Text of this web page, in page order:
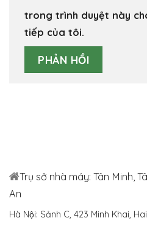
trong trình duyệt này
tiếp của tôi.
Trụ sở nhà máy: Tân Minh,
An
Hà Nội: Sảnh C, 423 Minh Khai,